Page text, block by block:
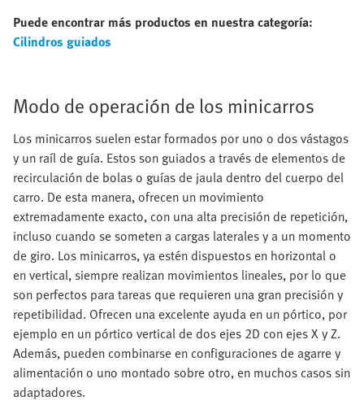
Puede encontrar más productos en nuestra categoría:
Cilindros guiados
Modo de operación de los minicarros
Los minicarros suelen estar formados por uno o dos vástagos
y un raíl de guía. Estos son guiados a través de elementos de
recirculación de bolas o guías de jaula dentro del cuerpo del
carro. De esta manera, ofrecen un movimiento
extremadamente exacto, con una alta precisión de repetición,
incluso cuando se someten a cargas laterales y a un momento
de giro. Los minicarros, ya estén dispuestos en horizontal o
en vertical, siempre realizan movimientos lineales, por lo que
son perfectos para tareas que requieren una gran precisión y
repetibilidad. Ofrecen una excelente ayuda en un pórtico, por
ejemplo en un pórtico vertical de dos ejes 2D con ejes X y Z.
Además, pueden combinarse en configuraciones de agarre y
alimentación o uno montado sobre otro, en muchos casos sin
adaptadores.